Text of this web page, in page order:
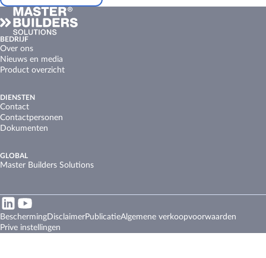
BEDRIJF
Over ons
Nieuws en media
Product overzicht
DIENSTEN
Contact
Contactpersonen
Dokumenten
GLOBAL
Master Builders Solutions
BeschermingDisclaimerPublicatieAlgemene verkoopvoorwaarden
Prive instellingen